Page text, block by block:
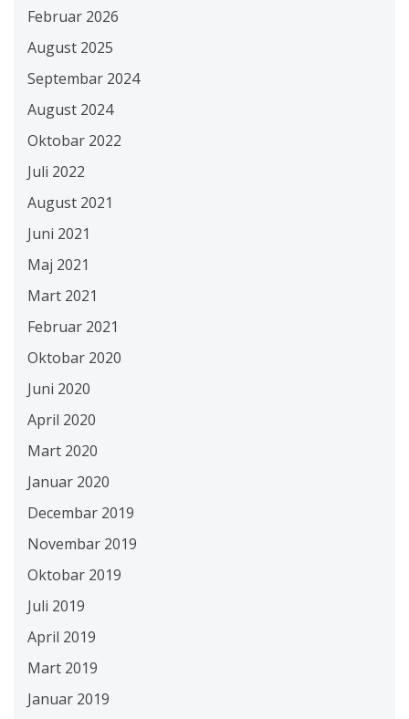
Februar 2026
August 2025
Septembar 2024
August 2024
Oktobar 2022
Juli 2022
August 2021
Juni 2021
Maj 2021
Mart 2021
Februar 2021
Oktobar 2020
Juni 2020
April 2020
Mart 2020
Januar 2020
Decembar 2019
Novembar 2019
Oktobar 2019
Juli 2019
April 2019
Mart 2019
Januar 2019